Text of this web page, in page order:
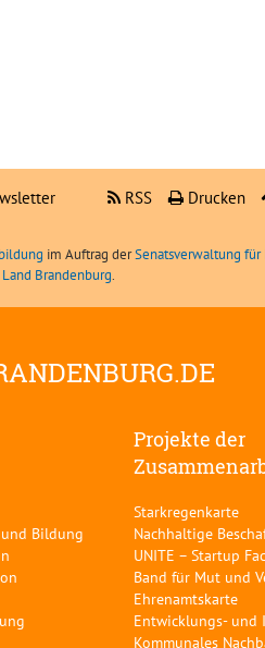
RSS Drucken
im Auftrag derSenatsverwaltung
Brandenburg.
Bildung
Projekte der
Starkregenkarte
Nachhaltige
UNITE – Startup
Band für Mut und
Ehrenamtskarte
Entwicklungs- und
Kommunales